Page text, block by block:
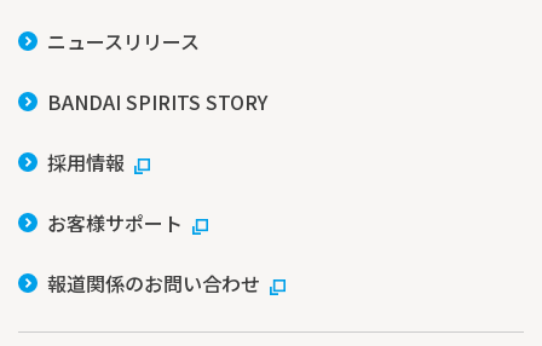
ニュースリリース
BANDAI SPIRITS STORY
採用情報
お客様サポート
報道関係のお問い合わせ